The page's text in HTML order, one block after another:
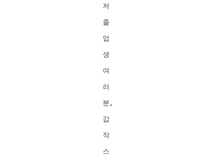
저
졸
업
생
여
러
분,
갑
작
스